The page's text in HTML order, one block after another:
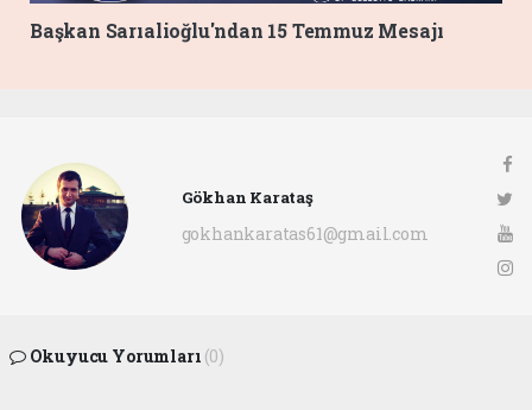
Başkan Sarıalioğlu'ndan 15 Temmuz Mesajı
Gökhan Karataş
gokhankaratas61@gmail.com
Okuyucu Yorumları (0)